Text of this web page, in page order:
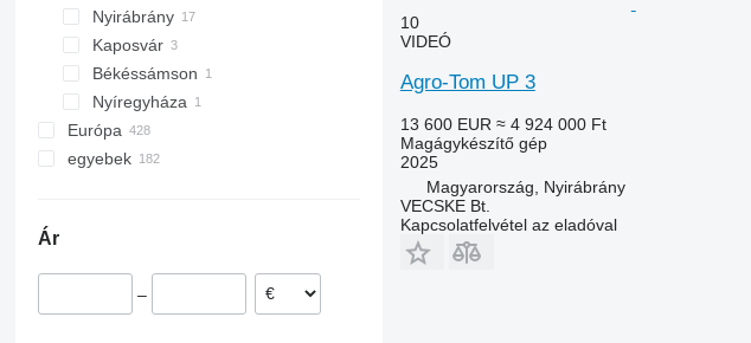
Nyirábrány
Kaposvár
Békéssámson
Nyíregyháza
Európa
Németország
Lettország
Litvánia
egyebek
Ár
–
10
VIDEÓ
Agro-Tom UP 3
13 600 EUR ≈ 4 924 000 Ft
Magágykészítő gép
2025
Magyarország, Nyirábrány
VECSKE Bt.
Kapcsolatfelvétel az eladóval